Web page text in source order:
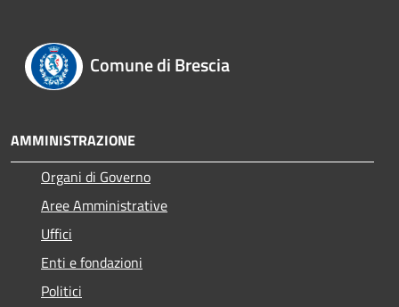
Comune di Brescia
AMMINISTRAZIONE
Organi di Governo
Aree Amministrative
Uffici
Enti e fondazioni
Politici